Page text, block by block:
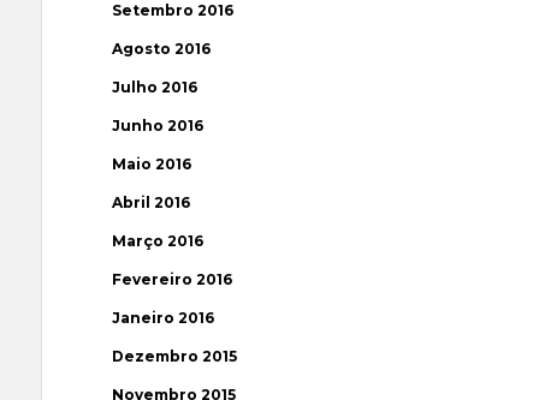
Setembro 2016
Agosto 2016
Julho 2016
Junho 2016
Maio 2016
Abril 2016
Março 2016
Fevereiro 2016
Janeiro 2016
Dezembro 2015
Novembro 2015